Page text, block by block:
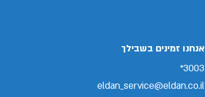
אנחנו זמינים בשבילך
3003*
eldan_service@eldan.co.il